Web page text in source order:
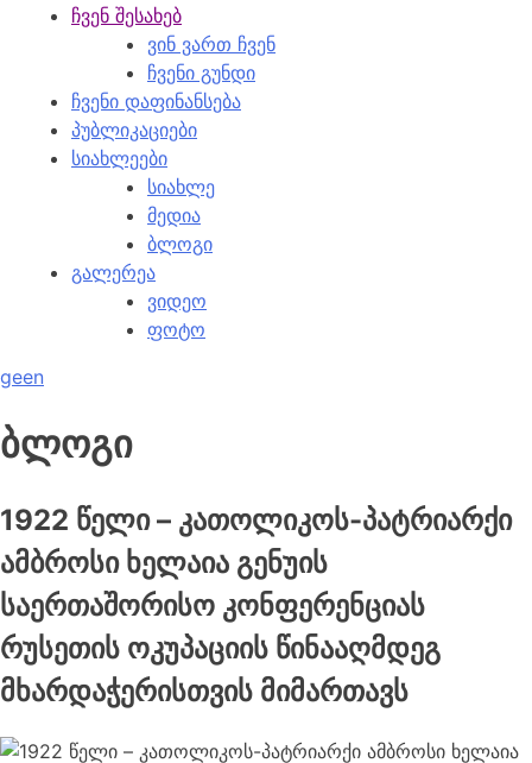
ჩვენ შესახებ
ვინ ვართ ჩვენ
ჩვენი გუნდი
ჩვენი დაფინანსება
პუბლიკაციები
სიახლეები
სიახლე
მედია
ბლოგი
გალერეა
ვიდეო
ფოტო
geen
ბლოგი
1922 წელი – კათოლიკოს-პატრიარქი
ამბროსი ხელაია გენუის
საერთაშორისო კონფერენციას
რუსეთის ოკუპაციის წინააღმდეგ
მხარდაჭერისთვის მიმართავს